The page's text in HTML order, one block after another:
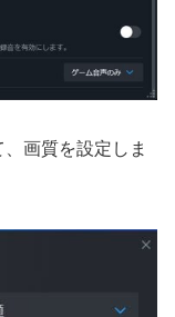
画質を設定しま